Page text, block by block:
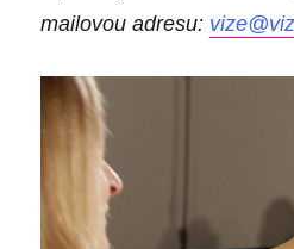
mailovou adresu: